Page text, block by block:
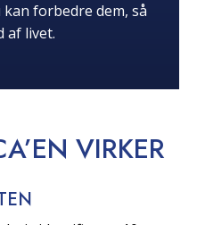
forbedre dem, så
af livet.
VIRKER